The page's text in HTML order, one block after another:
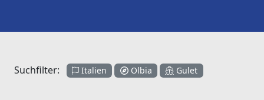
Suchfilter: Italien Olbia Gulet